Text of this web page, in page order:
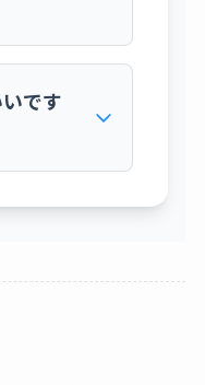
さい。
て私が大切に
よっては、個
記事のテーマ
たり、お答え
さい。
です
セージは私に